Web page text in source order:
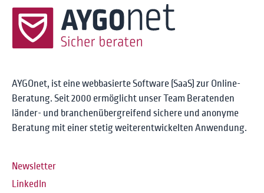
AYGOnet, ist eine webbasierte Software (SaaS) zur Online-
Beratung. Seit 2000 ermöglicht unser Team Beratenden
länder- und branchenübergreifend sichere und anonyme
Beratung mit einer stetig weiterentwickelten Anwendung.
Newsletter
LinkedIn